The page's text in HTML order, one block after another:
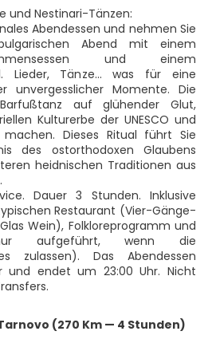
und Nestinari-Tänzen:
Abendessen und nehmen Sie
Abend mit einem
und einem
Lieder, Tänze... was für eine
unvergesslicher Momente. Die
auf glühender Glut,
Kulturerbe der UNESCO und
Dieses Ritual führt Sie
des ostorthodoxen Glaubens
heidnischen Traditionen aus
Dauer 3 Stunden. Inklusive
Restaurant (Vier-Gänge-
Wein), Folkloreprogramm und
aufgeführt, wenn die
zulassen). Das Abendessen
und endet um 23:00 Uhr. Nicht
(270 Km — 4 Stunden)